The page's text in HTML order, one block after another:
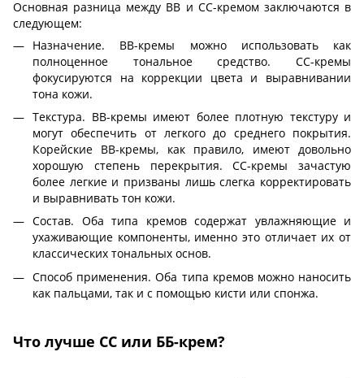
Основная разница между BB и CC-кремом заключаются в
следующем:
Назначение. BB-кремы можно использовать как
полноценное тональное средство. CC-кремы
фокусируются на коррекции цвета и выравнивании
тона кожи.
Текстура. BB-кремы имеют более плотную текстуру и
могут обеспечить от легкого до среднего покрытия.
Корейские ВВ-кремы, как правило, имеют довольно
хорошую степень перекрытия. CC-кремы зачастую
более легкие и призваны лишь слегка корректировать
и выравнивать тон кожи.
Состав. Оба типа кремов содержат увлажняющие и
ухаживающие компоненты, именно это отличает их от
классических тональных основ.
Способ применения. Оба типа кремов можно наносить
как пальцами, так и с помощью кисти или спонжа.
Что лучше СС или ББ-крем?